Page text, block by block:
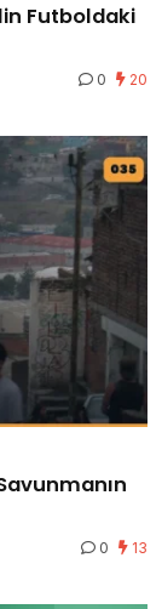
Futboldaki
0 20
0 13